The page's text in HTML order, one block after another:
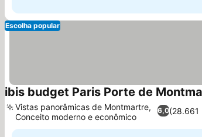
Escolha popular
ibis budget Paris Porte de
6,0(28.661
Vistas panorâmicas de Montmartre,
Conceito moderno e econômico